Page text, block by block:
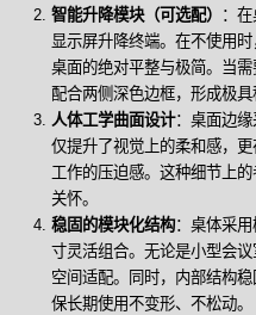
智能升降模块（可选配）
：
显示屏升降终端。在不使用
桌面的绝对平整与极简。当需
配合两侧深色边框，形成极具
人体工学曲面设计：桌面边
仅提升了视觉上的柔和感，
工作的压迫感。这种细节上
关怀。
稳固的模块化结构：桌体采
寸灵活组合。无论是小型会
空间适配。同时，内部结构
保长期使用不变形、不松动。